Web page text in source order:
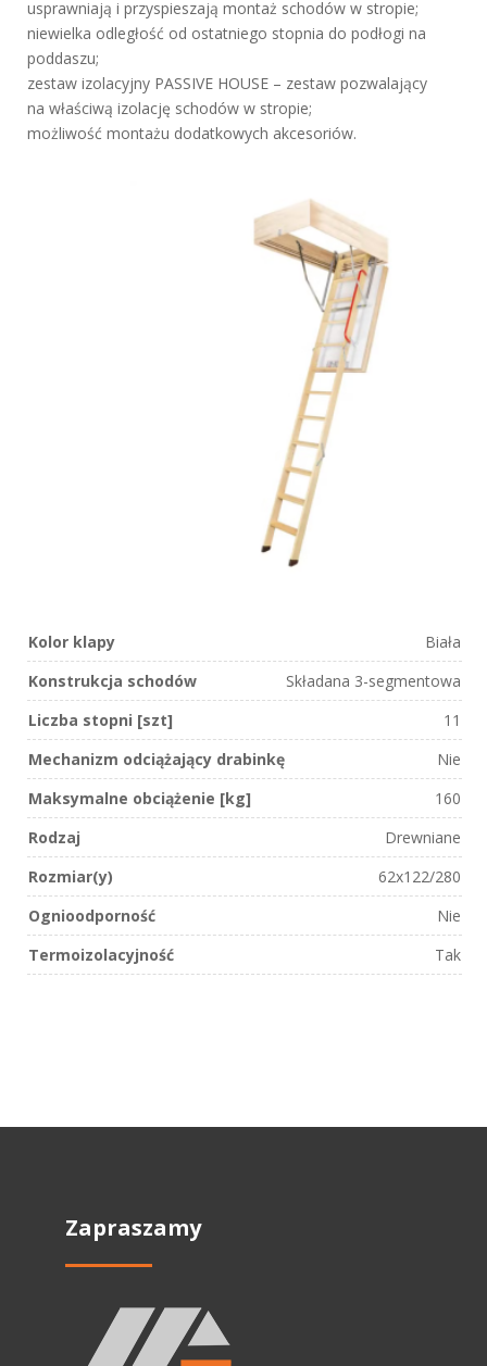
usprawniają i przyspieszają montaż schodów w stropie;
niewielka odległość od ostatniego stopnia do podłogi na
poddaszu;
zestaw izolacyjny PASSIVE HOUSE – zestaw pozwalający
na właściwą izolację schodów w stropie;
możliwość montażu dodatkowych akcesoriów.
Kolor klapy
Biała
Konstrukcja schodów
Składana 3-segmentowa
Liczba stopni [szt]
11
Mechanizm odciążający drabinkę
Nie
Maksymalne obciążenie [kg]
160
Rodzaj
Drewniane
Rozmiar(y)
62x122/280
Ognioodporność
Nie
Termoizolacyjność
Tak
Zapraszamy